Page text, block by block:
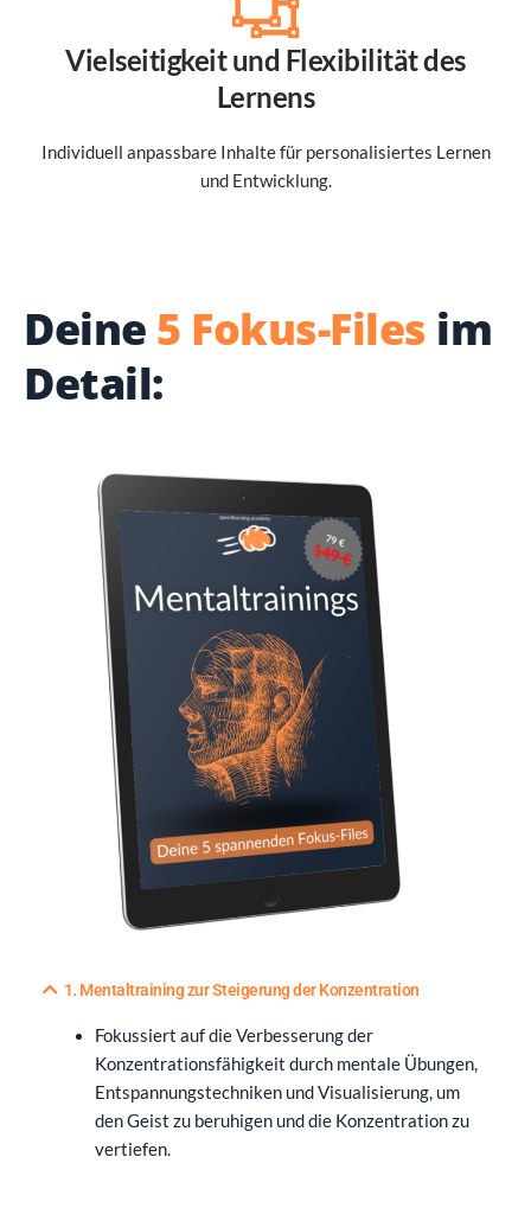
Vielseitigkeit und Flexibilität des
Lernens
Individuell anpassbare Inhalte für personalisiertes Lernen
und Entwicklung.
Deine 5 Fokus-Files im
Detail:
1. Mentaltraining zur Steigerung der Konzentration
Fokussiert auf die Verbesserung der
Konzentrationsfähigkeit durch mentale Übungen,
Entspannungstechniken und Visualisierung, um
den Geist zu beruhigen und die Konzentration zu
vertiefen.